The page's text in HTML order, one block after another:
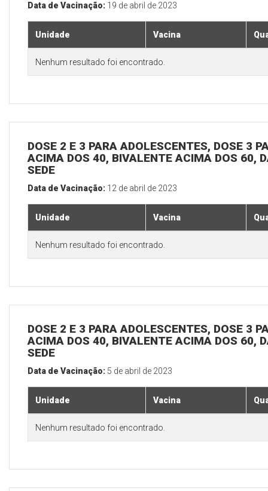
Data de Vacinação: 19 de abril de 2023
Unidade Vacina
Nenhum resultado foi encontrado.
DOSE 2 E 3 PARA ADOLESCENTES, DOSE 3
ACIMA DOS 40, BIVALENTE ACIMA DOS 60,
SEDE
Data de Vacinação: 12 de abril de 2023
Unidade Vacina
Nenhum resultado foi encontrado.
DOSE 2 E 3 PARA ADOLESCENTES, DOSE 3
ACIMA DOS 40, BIVALENTE ACIMA DOS 60,
SEDE
Data de Vacinação: 5 de abril de 2023
Unidade Vacina
Nenhum resultado foi encontrado.